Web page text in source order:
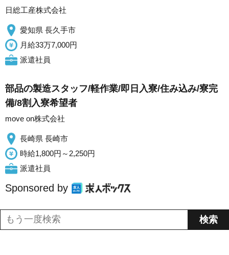
日総工産株式会社
愛知県 長久手市
月給33万7,000円
派遣社員
部品の製造スタッフ/軽作業/即日入寮/住み込み/寮完
備/8割入寮希望者
move on株式会社
長崎県 長崎市
時給1,800円～2,250円
派遣社員
Sponsored by